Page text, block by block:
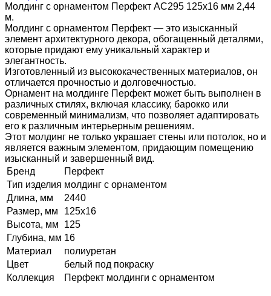
Молдинг с орнаментом Перфект AC295 125х16 мм 2,44
м.
Молдинг с орнаментом Перфект — это изысканный
элемент архитектурного декора, обогащенный деталями,
которые придают ему уникальный характер и
элегантность.
Изготовленный из высококачественных материалов, он
отличается прочностью и долговечностью.
Орнамент на молдинге Перфект может быть выполнен в
различных стилях, включая классику, барокко или
современный минимализм, что позволяет адаптировать
его к различным интерьерным решениям.
Этот молдинг не только украшает стены или потолок, но и
является важным элементом, придающим помещению
изысканный и завершенный вид.
Бренд
Перфект
Тип изделия молдинг с орнаментом
Длина, мм
2440
Размер, мм
125х16
Высота, мм
125
Глубина, мм 16
Материал
полиуретан
Цвет
белый под покраску
Коллекция
Перфект молдинги с орнаментом